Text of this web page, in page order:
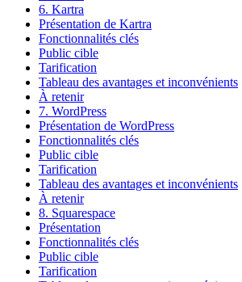
6. Kartra
Présentation de Kartra
Fonctionnalités clés
Public cible
Tarification
Tableau des avantages et inconvénients
À retenir
7. WordPress
Présentation de WordPress
Fonctionnalités clés
Public cible
Tarification
Tableau des avantages et inconvénients
À retenir
8. Squarespace
Présentation
Fonctionnalités clés
Public cible
Tarification